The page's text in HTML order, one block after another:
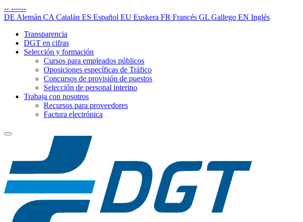
-- ------
DE Alemán CA Catalán ES Español EU Euskera FR Francés GL Gallego EN Inglés
Transparencia
DGT en cifras
Selección y formación
Cursos para empleados públicos
Oposiciones específicas de Tráfico
Concursos de provisión de puestos
Selección de personal interino
Trabaja con nosotros
Recursos para proveedores
Factura electrónica